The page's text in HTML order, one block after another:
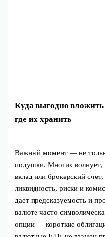
Куда выгодно
где их хранить
Важный момент — не
подушки. Многих волнует,
вклад или брокерский
ликвидность, риски и
дает предсказуемость и
валюте часто
опции — короткие